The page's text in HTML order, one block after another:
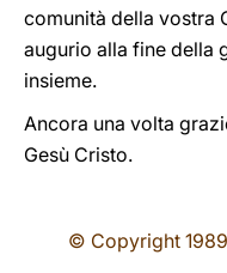
comunità della vostra
augurio alla fine della
insieme.
Ancora una volta
Gesù Cristo.
© Copyright